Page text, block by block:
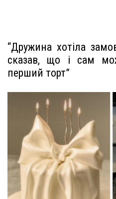
“Дружина хотіла
сказав, що і сам
перший торт”